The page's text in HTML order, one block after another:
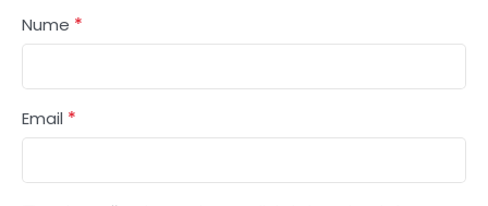
Nume *
Email *